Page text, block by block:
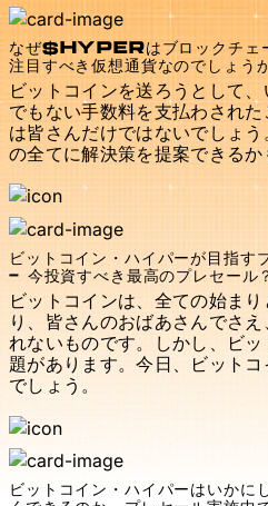
なぜ$HYPERはブロックチェー
注目すべき仮想通貨なのでしょ
ビットコインを送ろうとして
でもない手数料を支払わされ
は皆さんだけではないでしょ
の全てに解決策を提案できるか
ビットコイン・ハイパーが目指す
- 今投資すべき最高のプレセール
ビットコインは、全ての始ま
り、皆さんのおばあさんでさ
れないものです。しかし、ビ
題があります。今日、ビット
でしょう。
ビットコイン・ハイパーはいか